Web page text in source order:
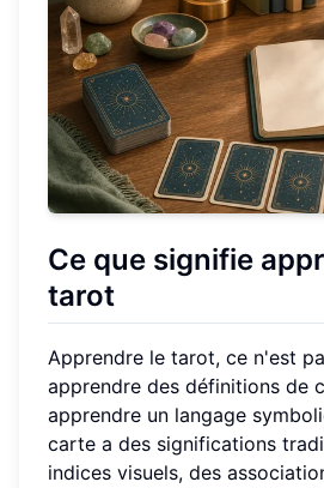
Ce que signifie
tarot
Apprendre le tarot, ce n'est
apprendre des définitions de
apprendre un langage
carte a des significations
indices visuels, des